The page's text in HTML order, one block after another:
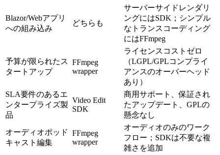
Blazor/Webアプリ
への組み込み
どちらも
サーバーサイドレンダリ
ングにはSDK；シンプル
なトランスコーディング
にはFFmpeg
予算が限られたス
タートアップ
FFmpeg
wrapper
ライセンスコストゼロ
（LGPL/GPLコンプライ
アンスのオーバーヘッド
あり）
SLA要件のあるエ
ンタープライズ製
品
Video Edit
SDK
商用サポート、保証され
たアップデート、GPLの
懸念なし
オーディオポッド
キャスト編集
FFmpeg
wrapper
オーディオのみのワーク
フロー；SDKは不要な複
雑さを追加